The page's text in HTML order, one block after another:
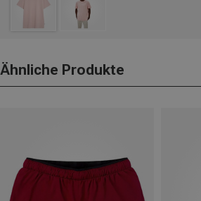
Ähnliche Produkte